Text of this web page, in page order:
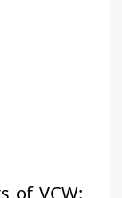
of VCW: